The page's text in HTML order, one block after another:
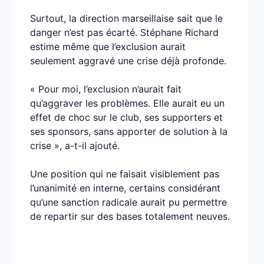
Surtout, la direction marseillaise sait que le
danger n’est pas écarté. Stéphane Richard
estime même que l’exclusion aurait
seulement aggravé une crise déjà profonde.
« Pour moi, l’exclusion n’aurait fait
qu’aggraver les problèmes. Elle aurait eu un
effet de choc sur le club, ses supporters et
ses sponsors, sans apporter de solution à la
crise », a-t-il ajouté.
Une position qui ne faisait visiblement pas
l’unanimité en interne, certains considérant
qu’une sanction radicale aurait pu permettre
de repartir sur des bases totalement neuves.